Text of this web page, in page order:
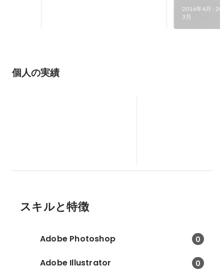
め、少ない日数の中でいかに効率
よく品質の高いものを作れるかが
2016年4月 -
3月
個人の実績
加。 東京青年会議所メンバーとな
の土俵リーダー、表彰サポートを
兼任。
スキルと特徴
Adobe Photoshop 0
Adobe Illustrator 0